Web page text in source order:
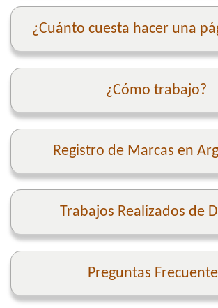
¿Cuánto cuesta hacer una
¿Cómo trabajo?
Registro de Marcas en
Trabajos Realizados de
Preguntas